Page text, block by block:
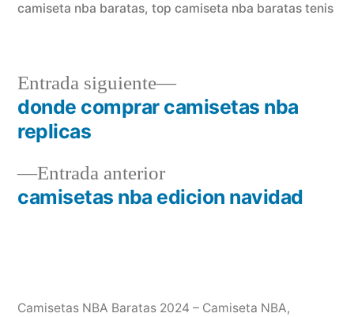
camiseta nba baratas, top camiseta nba baratas tenis
Navegación
entradas
Entrada anteriorEntrada
anterior:
camisetas nba edicion navidad
Entrada siguiente
Entrada
siguiente:
donde comprar camisetas nba
replicas
Camisetas NBA Baratas 2024 – Camiseta NBA,